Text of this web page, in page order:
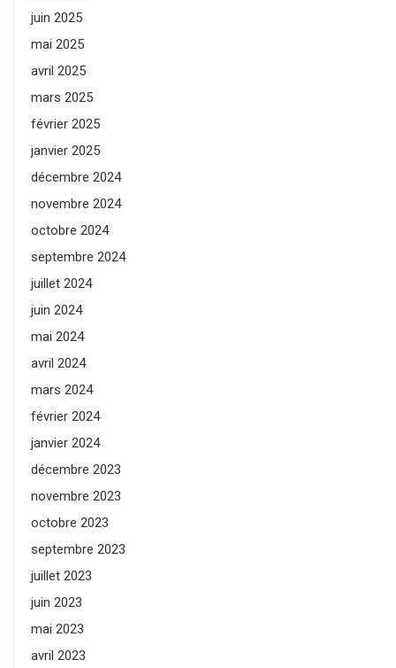
juin 2025
mai 2025
avril 2025
mars 2025
février 2025
janvier 2025
décembre 2024
novembre 2024
octobre 2024
septembre 2024
juillet 2024
juin 2024
mai 2024
avril 2024
mars 2024
février 2024
janvier 2024
décembre 2023
novembre 2023
octobre 2023
septembre 2023
juillet 2023
juin 2023
mai 2023
avril 2023